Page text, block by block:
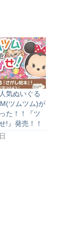
気ぬいぐる
ツムツム)が
た！！『ツ
!』発売！！